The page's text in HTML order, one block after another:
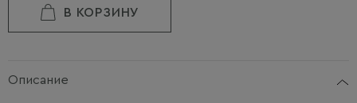
В КОРЗИНУ
Описание